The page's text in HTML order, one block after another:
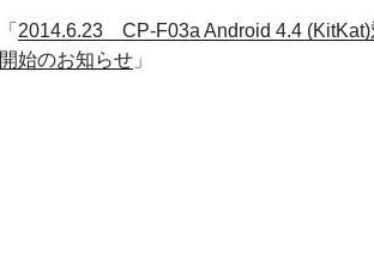
「 2014.6.23 CP-F03a Android 4.4 (KitKat)
開始のお知らせ 」